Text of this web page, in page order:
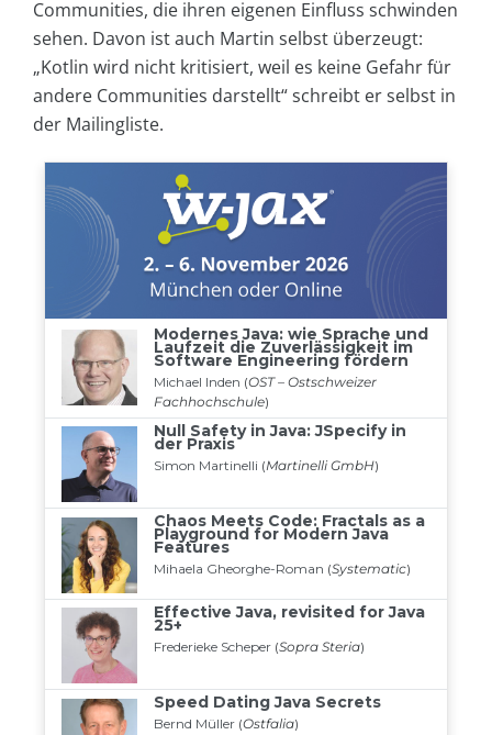
Communities, die ihren eigenen Einfluss schwinden
sehen. Davon ist auch Martin selbst überzeugt:
„Kotlin wird nicht kritisiert, weil es keine Gefahr für
andere Communities darstellt“ schreibt er selbst in
der Mailingliste.